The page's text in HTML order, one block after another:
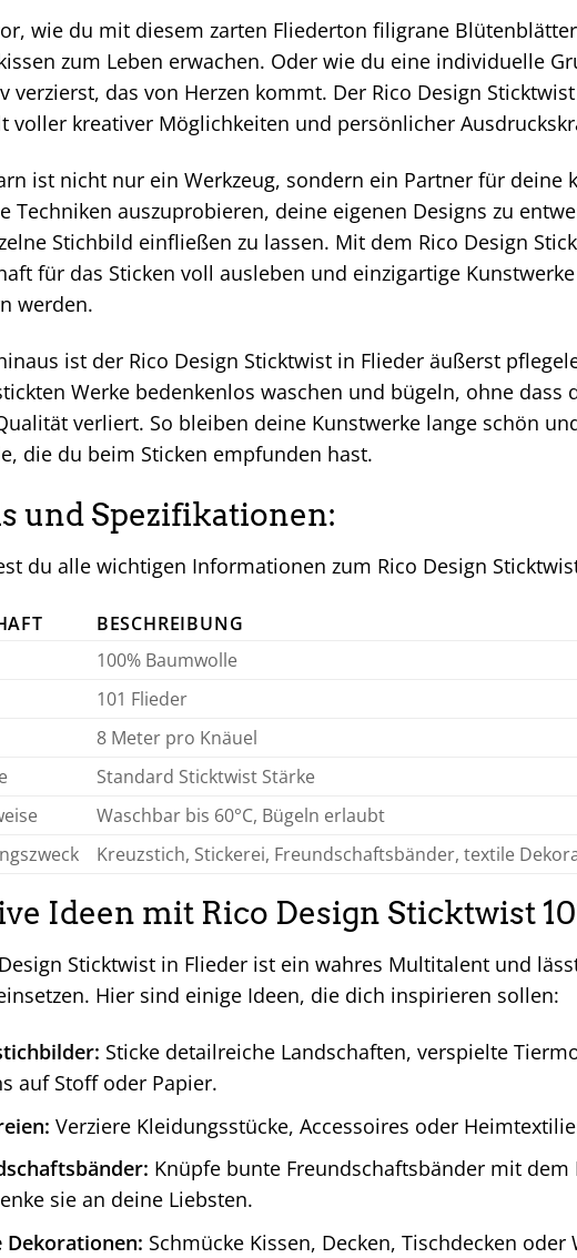
wie du mit diesem zarten Fliederton filigrane
zum Leben erwachen. Oder wie du eine individuelle
verzierst, das von Herzen kommt. Der Rico Design
voller kreativer Möglichkeiten und persönlicher
ist nicht nur ein Werkzeug, sondern ein Partner für deine
Techniken auszuprobieren, deine eigenen Designs zu
Stichbild einfließen zu lassen. Mit dem Rico Design
für das Sticken voll ausleben und einzigartige
werden.
ist der Rico Design Sticktwist in Flieder äußerst
Werke bedenkenlos waschen und bügeln, ohne dass
verliert. So bleiben deine Kunstwerke lange schön
die du beim Sticken empfunden hast.
und Spezifikationen:
du alle wichtigen Informationen zum Rico Design
BESCHREIBUNG
100% Baumwolle
101 Flieder
8 Meter pro Knäuel
Standard Sticktwist Stärke
Waschbar bis 60°C, Bügeln erlaubt
Kreuzstich, Stickerei, Freundschaftsbänder, textile
Ideen mit Rico Design Sticktwist
Sticktwist in Flieder ist ein wahres Multitalent und
Hier sind einige Ideen, die dich inspirieren sollen:
Sticke detailreiche Landschaften, verspielte
auf Stoff oder Papier.
Verziere Kleidungsstücke, Accessoires oder
Knüpfe bunte Freundschaftsbänder mit dem
sie an deine Liebsten.
Dekorationen: Schmücke Kissen, Decken, Tischdecken